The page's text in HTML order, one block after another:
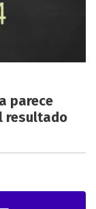
parece
resultado